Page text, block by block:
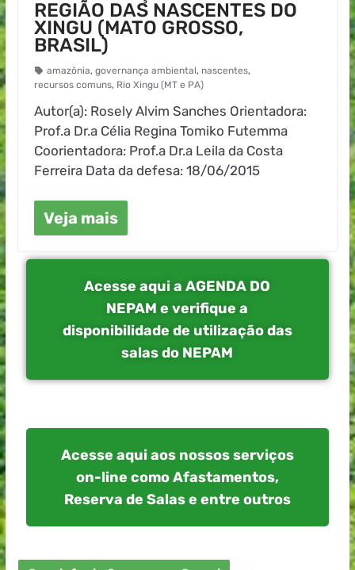
REGIÃO DAS NASCENTES DO
XINGU (MATO GROSSO,
BRASIL)
amazônia, governança ambiental, nascentes,
recursos comuns, Rio Xingu (MT e PA)
Autor(a): Rosely Alvim Sanches Orientadora:
Prof.a Dr.a Célia Regina Tomiko Futemma
Coorientadora: Prof.a Dr.a Leila da Costa
Ferreira Data da defesa: 18/06/2015
Veja mais
Acesse aqui a AGENDA DO
NEPAM e verifique a
disponibilidade de utilização das
salas do NEPAM
Acesse aqui aos nossos serviços
on-line como Afastamentos,
Reserva de Salas e entre outros